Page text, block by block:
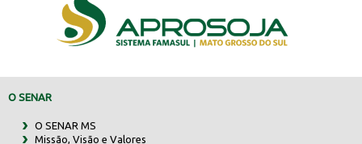
O SENAR
O SENAR MS
Missão, Visão e Valores